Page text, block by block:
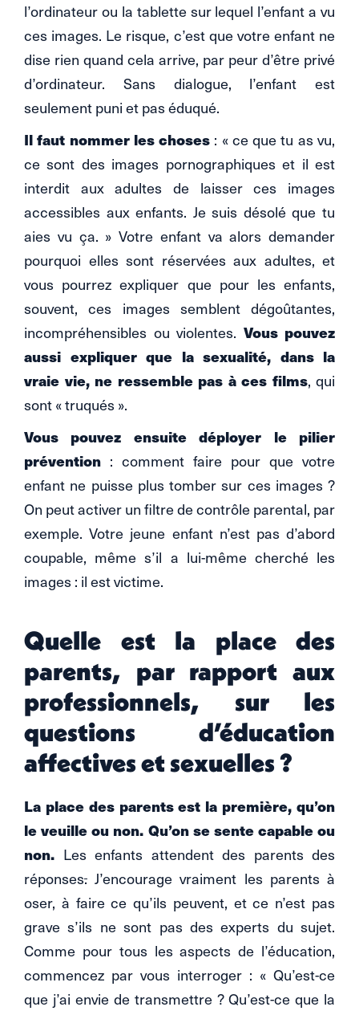
l’ordinateur ou la tablette sur lequel l’enfant a vu
ces images. Le risque, c’est que votre enfant ne
dise rien quand cela arrive, par peur d’être privé
d’ordinateur. Sans dialogue, l’enfant est
seulement puni et pas éduqué.
Il faut nommer les choses : « ce que tu as vu,
ce sont des images pornographiques et il est
interdit aux adultes de laisser ces images
accessibles aux enfants. Je suis désolé que tu
aies vu ça. » Votre enfant va alors demander
pourquoi elles sont réservées aux adultes, et
vous pourrez expliquer que pour les enfants,
souvent, ces images semblent dégoûtantes,
incompréhensibles ou violentes. Vous pouvez
aussi expliquer que la sexualité, dans la
vraie vie, ne ressemble pas à ces films, qui
sont « truqués ».
Vous pouvez ensuite déployer le pilier
prévention : comment faire pour que votre
enfant ne puisse plus tomber sur ces images ?
On peut activer un filtre de contrôle parental, par
exemple. Votre jeune enfant n’est pas d’abord
coupable, même s’il a lui-même cherché les
images : il est victime.
Quelle est la place des
parents, par rapport aux
professionnels, sur les
questions d’éducation
affectives et sexuelles ?
La place des parents est la première, qu’on
le veuille ou non. Qu’on se sente capable ou
non. Les enfants attendent des parents des
réponses. J’encourage vraiment les parents à
oser, à faire ce qu’ils peuvent, et ce n’est pas
grave s’ils ne sont pas des experts du sujet.
Comme pour tous les aspects de l’éducation,
commencez par vous interroger : « Qu’est-ce
que j’ai envie de transmettre ? Qu’est-ce que la